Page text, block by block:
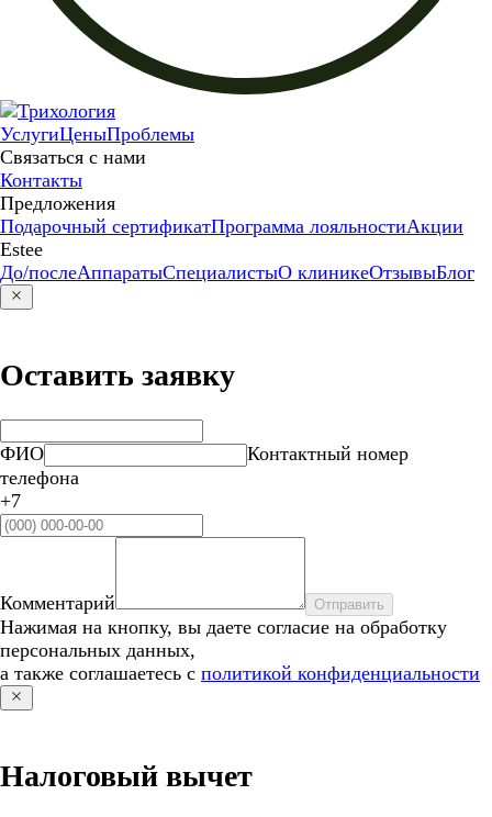
УслугиЦеныПроблемы
Связаться с нами
Контакты
Предложения
Подарочный сертификатПрограмма лояльностиАкции
Estee
До/послеАппаратыСпециалистыО клиникеОтзывыБлог
Оставить заявку
ФИО
Контактный номер
телефона
+7
Комментарий Отправить
Нажимая на кнопку, вы даете согласие на обработку
персональных данных,
а также соглашаетесь с политикой конфиденциальности
Налоговый вычет